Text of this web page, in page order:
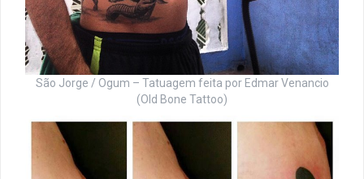
São Jorge / Ogum – Tatuagem feita por Edmar Venancio
(Old Bone Tattoo)